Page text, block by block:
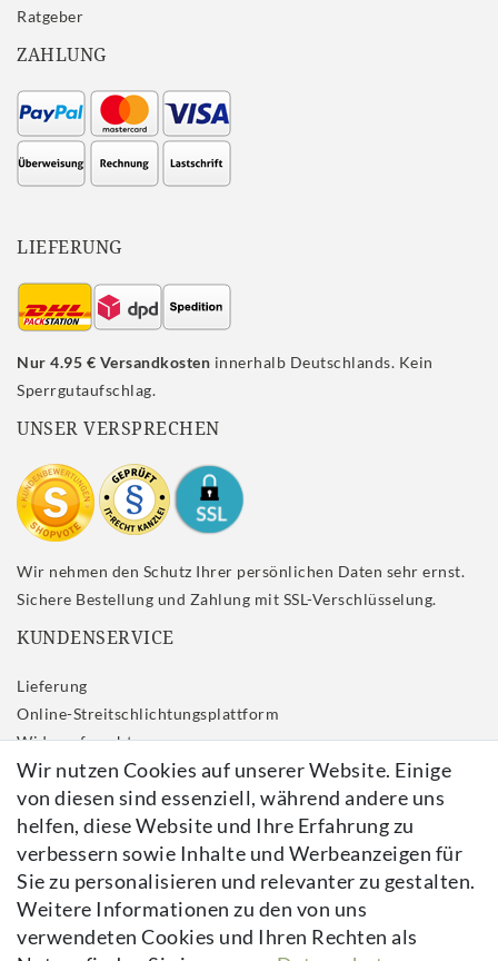
Ratgeber
ZAHLUNG
LIEFERUNG
Nur 4.95 € Versandkosten innerhalb Deutschlands. Kein
Sperrgutaufschlag.
UNSER VERSPRECHEN
Wir nehmen den Schutz Ihrer persönlichen Daten sehr ernst.
Sichere Bestellung und Zahlung mit SSL-Verschlüsselung.
KUNDENSERVICE
Lieferung
Online-Streitschlichtungsplattform
Widerrufs­recht
Impressum
Daten­schutz­erklärung
AGB
Kontakt
Vertrag widerrufen
Wir nutzen Cookies auf unserer Website. Einige
von diesen sind essenziell, während andere uns
helfen, diese Website und Ihre Erfahrung zu
verbessern sowie Inhalte und Werbeanzeigen für
Sie zu personalisieren und relevanter zu gestalten.
Weitere Informationen zu den von uns
verwendeten Cookies und Ihren Rechten als